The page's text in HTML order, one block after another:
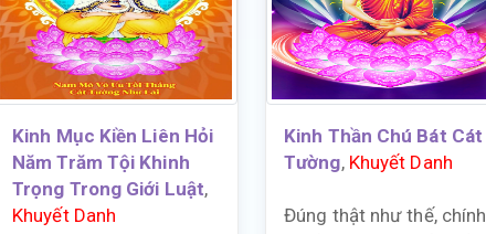
Kinh Mục Kiền Liên Hỏi
Năm Trăm Tội Khinh
Trọng Trong Giới Luật,
Khuyết Danh
Kinh Thần Chú Bát Cát
Tường, Khuyết Danh
Đúng thật như thế, chính